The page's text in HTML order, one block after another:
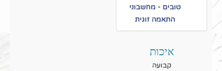
טובים - מחשבוני
התאמה זוגית
איכות
קבועה